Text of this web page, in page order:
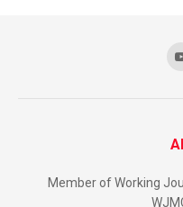
Member of Working